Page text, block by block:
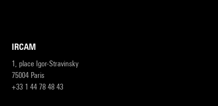
IRCAM
1, place Igor-Stravinsky
75004 Paris
+33 1 44 78 48 43